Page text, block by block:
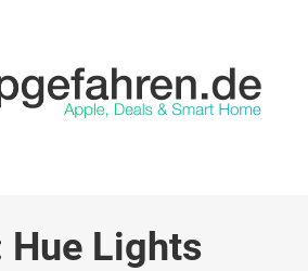
Hue Lights